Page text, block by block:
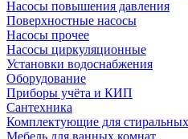
Насосы повышения давления
Поверхностные насосы
Насосы прочее
Насосы циркуляционные
Установки водоснабжения
Оборудование
Приборы учёта и КИП
Сантехника
Комплектующие для
Мебель для ванных комнат